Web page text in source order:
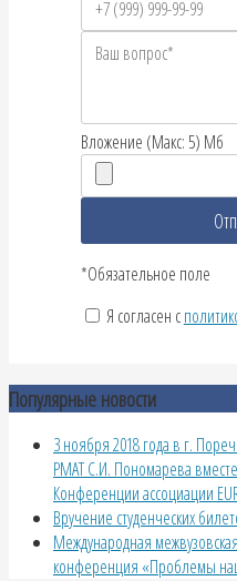
Вложение (Макс: 5) Мб
*Обязательное поле
Я согласен с
Популярные новости
3 ноября 2018 года в г.
РМАТ С.И. Пономарева
Конференции ассоциации
Вручение студенческих
Международная
конференция «Проблемы